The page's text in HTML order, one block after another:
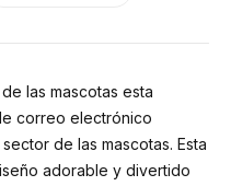
las mascotas esta
correo electrónico
de las mascotas. Esta
adorable y divertido